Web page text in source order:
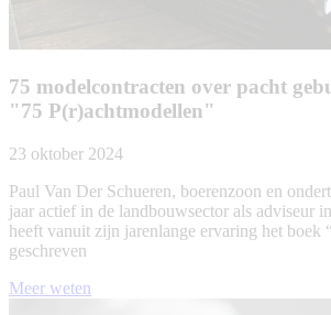
75 modelcontracten over pacht
"75 P(r)achtmodellen"
23 oktober 2024
Paul Van Der Schueren, boerenzoon en
jaar actief in de landbouwsector als adviseur
heeft vanuit zijn jarenlange ervaring het boek
geschreven
Meer weten